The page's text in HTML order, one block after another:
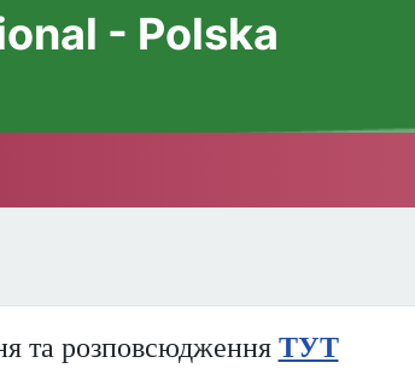
- Polska
та розповсюдження ТУТ